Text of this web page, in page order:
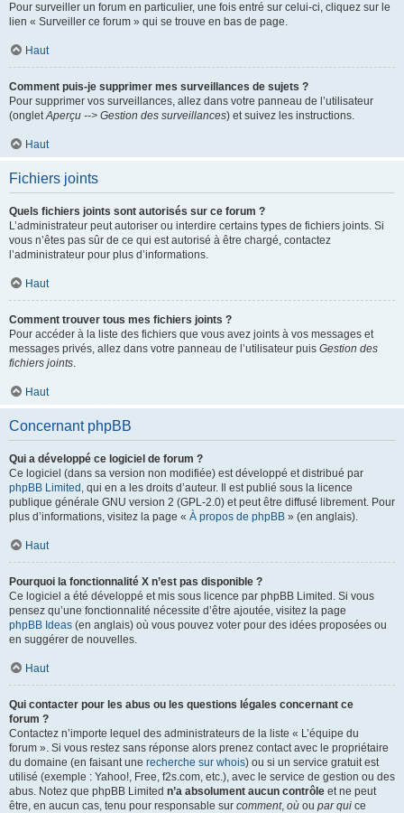
Pour surveiller un forum en particulier, une fois entré sur celui-ci, cliquez sur le
lien « Surveiller ce forum » qui se trouve en bas de page.
Haut
Comment puis-je supprimer mes surveillances de sujets ?
Pour supprimer vos surveillances, allez dans votre panneau de l’utilisateur
(ongletAperçu --> Gestion des surveillances) et suivez les instructions.
Haut
Fichiers joints
Quels fichiers joints sont autorisés sur ce forum ?
L’administrateur peut autoriser ou interdire certains types de fichiers joints. Si
vous n’êtes pas sûr de ce qui est autorisé à être chargé, contactez
l’administrateur pour plus d’informations.
Haut
Comment trouver tous mes fichiers joints ?
Pour accéder à la liste des fichiers que vous avez joints à vos messages et
messages privés, allez dans votre panneau de l’utilisateur puis Gestion des
fichiers joints.
Haut
Concernant phpBB
Qui a développé ce logiciel de forum ?
Ce logiciel (dans sa version non modifiée) est développé et distribué par
phpBB Limited , qui en a les droits d’auteur. Il est publié sous la licence
publique générale GNU version 2 (GPL-2.0) et peut être diffusé librement. Pour
plus d’informations, visitez la page « À propos de phpBB » (en anglais).
Haut
Pourquoi la fonctionnalité X n’est pas disponible ?
Ce logiciel a été développé et mis sous licence par phpBB Limited. Si vous
pensez qu’une fonctionnalité nécessite d’être ajoutée, visitez la page
phpBB Ideas (en anglais) où vous pouvez voter pour des idées proposées ou
en suggérer de nouvelles.
Haut
Qui contacter pour les abus ou les questions légales concernant ce
forum ?
Contactez n’importe lequel des administrateurs de la liste « L’équipe du
forum ». Si vous restez sans réponse alors prenez contact avec le propriétaire
du domaine (en faisant une recherche sur whois) ou si un service gratuit est
utilisé (exemple : Yahoo!, Free, f2s.com, etc.), avec le service de gestion ou des
abus. Notez que phpBB Limited n’a absolument aucun contrôle et ne peut
être, en aucun cas, tenu pour responsable sur comment, où ou par qui ce